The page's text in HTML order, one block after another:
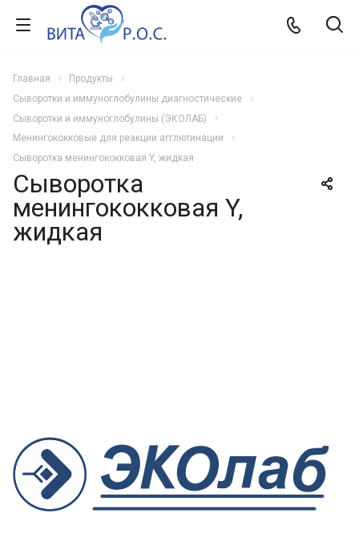
Главная
Продукты
Сыворотки и иммуноглобулины диагностические
Сыворотки и иммуноглобулины (ЭКОЛАБ)
Менингококковые для реакции агглютинации
Сыворотка менингококковая Y, жидкая
Сыворотка
менингококковая Y,
жидкая